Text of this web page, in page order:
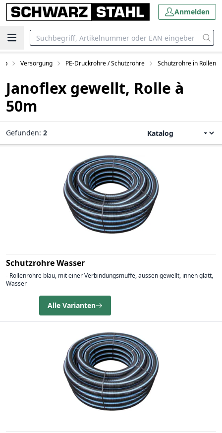
Anmelden
Versorgung PE-Druckrohre / Schutzrohre Schutzrohre in Rollen
Janoflex gewellt, Rolle à
50m
Gefunden: 2
Schutzrohre Wasser
- Rollenrohre blau, mit einer Verbindungsmuffe, aussen gewellt, innen glatt,
Wasser
Alle Varianten